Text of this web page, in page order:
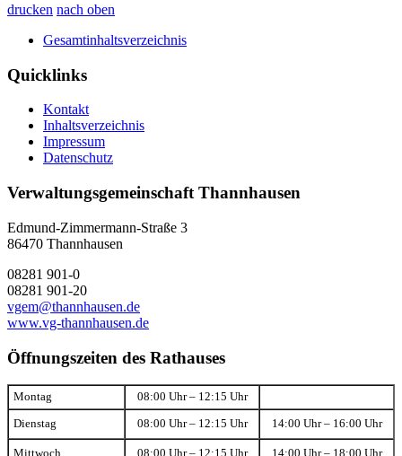
drucken nach oben
Gesamtinhaltsverzeichnis
Quicklinks
Kontakt
Inhaltsverzeichnis
Impressum
Datenschutz
Verwaltungsgemeinschaft Thannhausen
Edmund-Zimmermann-Straße 3
86470 Thannhausen
08281 901-0
08281 901-20
vgem@thannhausen.de
www.vg-thannhausen.de
Öffnungszeiten des Rathauses
Montag 08:00 Uhr – 12:15 Uhr
Dienstag 08:00 Uhr – 12:15 Uhr 14:00 Uhr – 16:00 Uhr